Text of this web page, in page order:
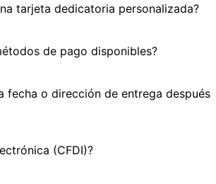
tarjeta dedicatoria personalizada?
de pago disponibles?
fecha o dirección de entrega después
(CFDI)?